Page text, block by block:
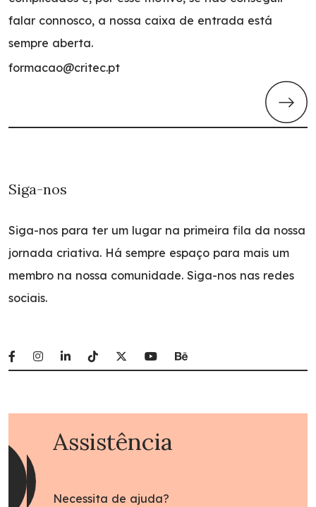
falar connosco, a nossa caixa de entrada está
sempre aberta.
formacao@critec.pt
Siga-nos
Siga-nos para ter um lugar na primeira fila da nossa
jornada criativa. Há sempre espaço para mais um
membro na nossa comunidade. Siga-nos nas redes
sociais.
Assistência
Necessita de ajuda?